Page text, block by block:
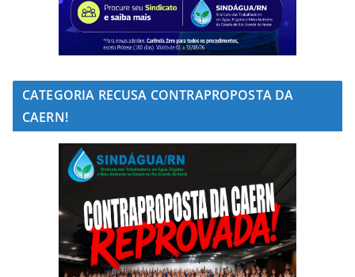
CATEGORIA RECUSA CONTRAPROPOSTA DA
CAERN!